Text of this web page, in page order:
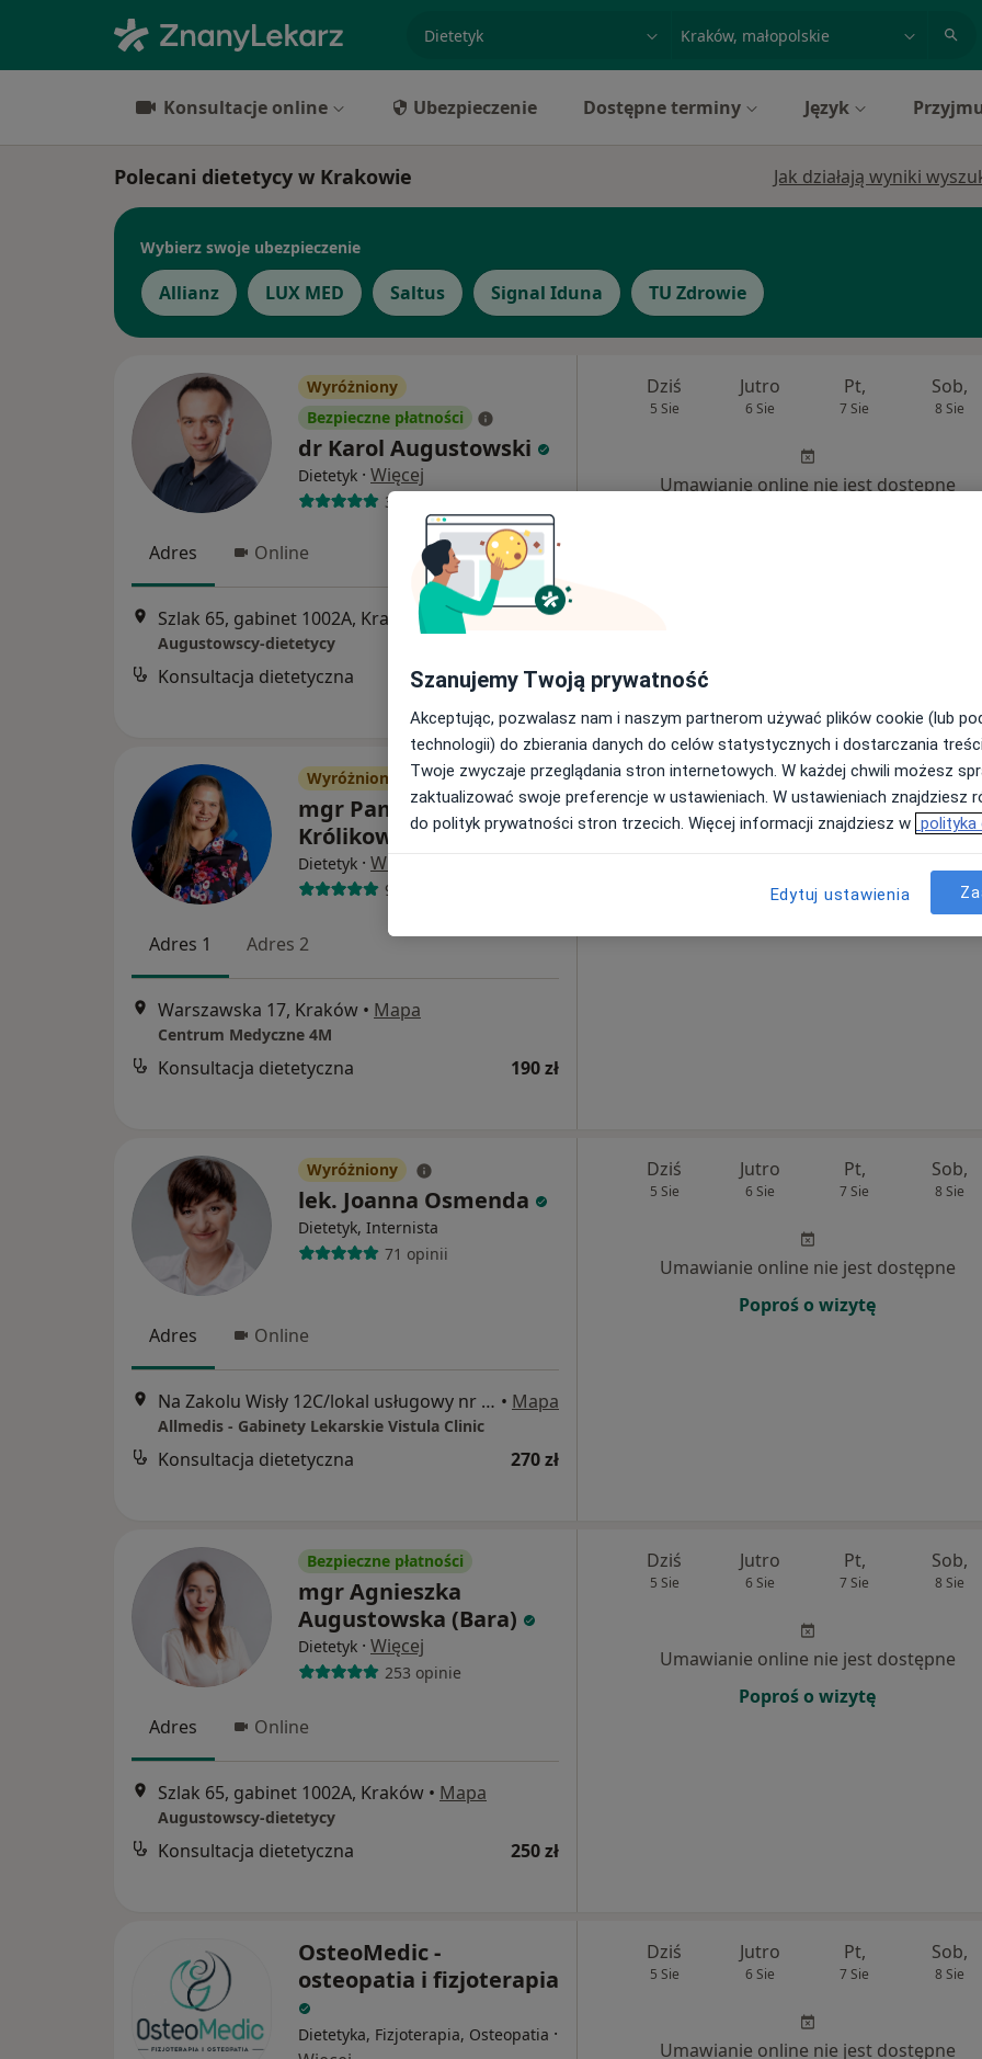
miasto lub dzielnica
Konsultacje online Ubezpieczenie Dostępne terminy Język
Polecani dietetycy w Krakowie Jak działają wyniki
Wybierz swoje ubezpieczenie
Allianz LUX MED Saltus Signal Iduna TU Zdrowie
Wyróżniony
Bezpieczne płatności
dr Karol Augustowski
Dietetyk · Więcej
355 opinii
Adres Online
Szlak 65, gabinet 1002A, Kraków Mapa
Augustowscy-dietetycy
Konsultacja dietetyczna 250 zł
Dziś
5 Sie
Jutro
6 Sie
Pt,
7 Sie
Sob,
8 Sie
Umawianie online nie jest dostępne
Wyróżniony
mgr Pamela
Królikowska
Dietetyk · Więcej
9 opinii
Adres 1 Adres 2
Warszawska 17, Kraków • Mapa
Centrum Medyczne 4M
Konsultacja dietetyczna 190 zł
Dziś
5 Sie
Jutro
6 Sie
Pt,
7 Sie
Sob,
8 Sie
Umawianie online nie jest dostępne
Wyróżniony
lek. Joanna Osmenda
Dietetyk, Internista
71 opinii
Adres Online
Na Zakolu Wisły 12C/lokal usługowy nr 2, Kraków • Mapa
Allmedis - Gabinety Lekarskie Vistula Clinic
Konsultacja dietetyczna 270 zł
Dziś
5 Sie
Jutro
6 Sie
Pt,
7 Sie
Sob,
8 Sie
Umawianie online nie jest dostępne
Poproś o wizytę
Bezpieczne płatności
mgr Agnieszka
Augustowska (Bara)
Dietetyk · Więcej
253 opinie
Adres Online
Szlak 65, gabinet 1002A, Kraków • Mapa
Augustowscy-dietetycy
Konsultacja dietetyczna 250 zł
Dziś
5 Sie
Jutro
6 Sie
Pt,
7 Sie
Sob,
8 Sie
Umawianie online nie jest dostępne
Poproś o wizytę
OsteoMedic -
osteopatia i fizjoterapia
Dietetyka, Fizjoterapia, Osteopatia ·
Dziś
5 Sie
Jutro
6 Sie
Pt,
7 Sie
Sob,
8 Sie
Umawianie online nie jest dostępne
Szanujemy Twoją prywatność
Akceptując, pozwalasz nam i naszym partnerom używać plików cookie (lub
technologii) do zbierania danych do celów statystycznych i dostarczania
Twoje zwyczaje przeglądania stron internetowych. W każdej chwili możesz
zaktualizować swoje preferencje w ustawieniach. W ustawieniach znajdziesz
do polityk prywatności stron trzecich. Więcej informacji znajdziesz w polityka
Edytuj ustawienia